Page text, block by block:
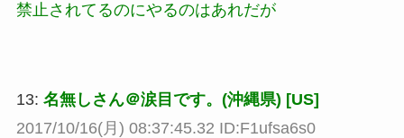
禁止されてるのにやるのはあれだが
13: 名無しさん＠涙目です。(沖縄県) [US]
2017/10/16(月) 08:37:45.32 ID:F1ufsa6s0